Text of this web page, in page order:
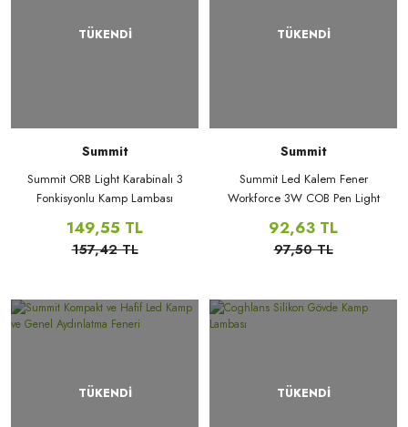
TÜKENDİ
Summit
Summit ORB Light Karabinalı 3
Fonkisyonlu Kamp Lambası
149,55 TL
157,42 TL
TÜKENDİ
Summit
Summit Led Kalem Fener
Workforce 3W COB Pen Light
92,63 TL
97,50 TL
TÜKENDİ TÜKENDİ